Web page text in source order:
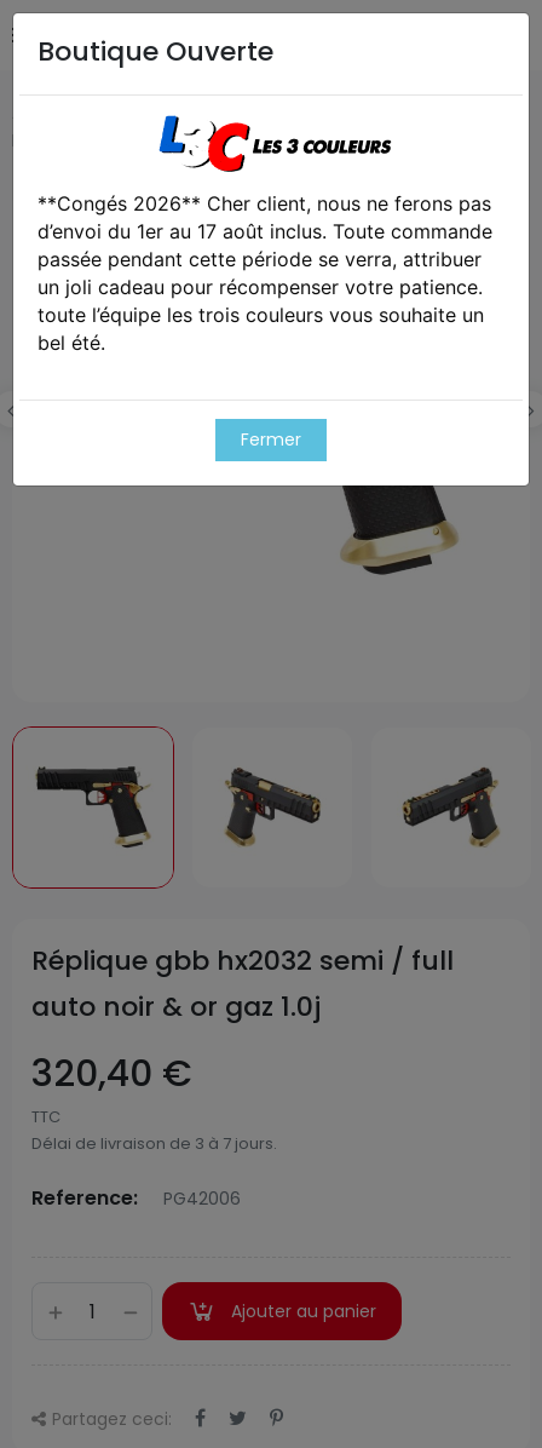
Airsoft / Paintball
Réplique gbb hx2032 semi / full auto noir & or gaz 1.0j
Exclusivité web !
Réplique gbb hx2032 semi / full
auto noir & or gaz 1.0j
320,40 €
TTC
Délai de livraison de 3 à 7 jours.
Reference: PG42006
Ajouter au panier
Partagez ceci:
Boutique Ouverte
**Congés 2026** Cher client, nous ne ferons pas
d’envoi du 1er au 17 août inclus. Toute commande
passée pendant cette période se verra, attribuer
un joli cadeau pour récompenser votre patience.
toute l’équipe les trois couleurs vous souhaite un
bel été.
Fermer